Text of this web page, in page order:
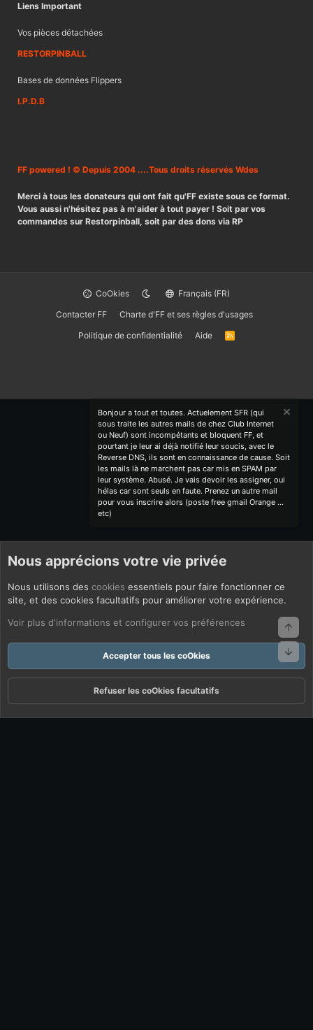
Liens Important
Vos pièces détachées
RESTORPINBALL
Bases de données Flippers
I.P.D.B
FF powered ! © Depuis 2004 ....Tous droits réservés Wdes
Merci à tous les donateurs qui ont fait qu'FF existe sous ce format.
Vous aussi n'hésitez pas à m'aider à tout payer ! Soit par vos
commandes sur Restorpinball, soit par des dons via RP
CoOkies
Français (FR)
Contacter FF
Charte d'FF et ses règles d'usages
Politique de confidentialité
Aide
R
Bonjour a tout et toutes. Actuelement SFR (qui
sous traite les autres mails de chez Club Internet
ou Neuf) sont incompétants et bloquent FF, et
pourtant je leur ai déjà notifié leur soucis, avec le
Reverse DNS, ils sont en connaissance de cause. Soit
les mails là ne marchent pas car mis en SPAM par
leur système. Abusé. Je vais devoir les assigner, oui
hélas car sont seuls en faute. Prenez un autre mail
pour vous inscrire alors (poste free gmail Orange ...
etc)
Nous apprécions votre vie privée
Nous utilisons des cookies essentiels pour faire fonctionner ce
site, et des cookies facultatifs pour améliorer votre expérience.
Voir plus d'informations et configurer vos préférences
Accepter tous les coOkies
Refuser les coOkies facultatifs